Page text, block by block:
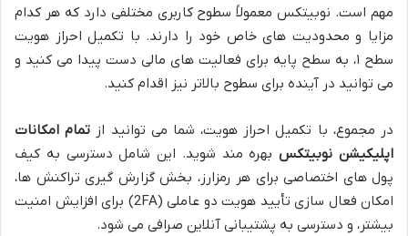
مهم است. نوبیتکس معمولاً سطوح کاربری مختلفی دارد که هر کدام
مزایا و محدودیت های خاص خود را دارند. با تکمیل احراز هویت
سطح ۱، به سطح پایه برای فعالیت های مالی دست پیدا می کنید و
می توانید در آینده برای سطوح بالاتر نیز اقدام کنید.
در مجموع، با تکمیل احراز هویت، شما می توانید از تمام امکانات
اپلیکیشن نوبیتکسبهره مند شوید. این شامل دسترسی به کیف
پول های اختصاصی برای هر رمزارز، بخش گزارش گیری تراکنش ها،
امکان فعال سازی تأیید هویت دو عاملی (2FA) برای افزایش امنیت
بیشتر، و دسترسی به پشتیبانی آنلاین صرافی می شود.